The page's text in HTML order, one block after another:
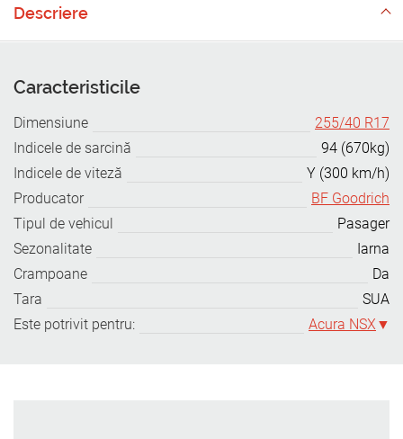
Descriere
Caracteristicile
Dimensiune
255/40 R17
Indicele de sarcină
94 (670kg)
Indicele de viteză
Y (300 km/h)
Producator
BF Goodrich
Tipul de vehicul
Pasager
Sezonalitate
Iarna
Crampoane
Da
Tara
SUA
Este potrivit pentru:
Acura NSX